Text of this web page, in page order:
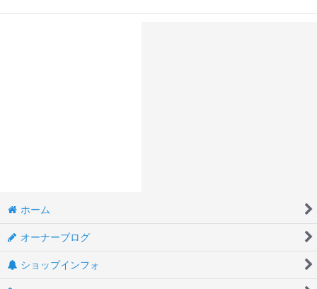
ホーム
オーナーブログ
ショップインフォ